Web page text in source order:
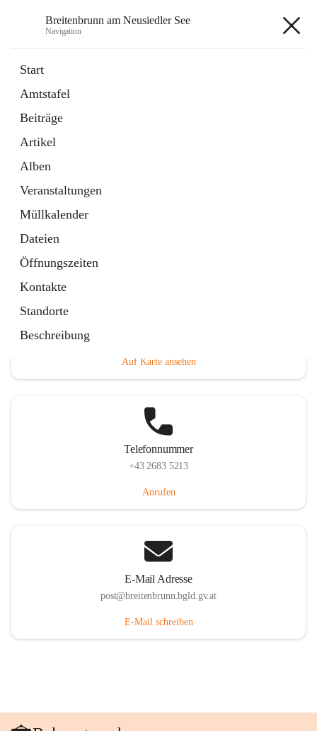
Breitenbrunn am Neusiedler See
Navigation
Start
Amtstafel
Beiträge
Artikel
Alben
Veranstaltungen
Müllkalender
Dateien
Öffnungszeiten
Kontakte
Standorte
Beschreibung
18 Schnellzugriffe
Gemeindeservice
Auf Karte ansehen
Telefonnummer
+43 2683 5213
Anrufen
E-Mail Adresse
post@breitenbrunn.bgld.gv.at
E-Mail schreiben